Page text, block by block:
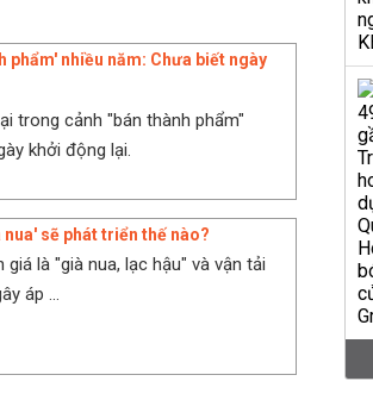
phẩm' nhiều năm: Chưa biết ngày
trong cảnh "bán thành phẩm"
khởi động lại.
sẽ phát triển thế nào?
là "già nua, lạc hậu" và vận tải
áp ...